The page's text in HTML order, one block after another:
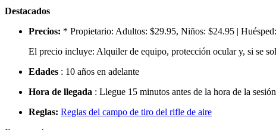
Destacados
Precios: * Propietario: Adultos: $29.95, Niños: $24.95 |
El precio incluye: Alquiler de equipo, protección ocular y, si se
Edades : 10 años en adelante
Hora de llegada : Llegue 15 minutos antes de la hora de la
Reglas: Reglas del campo de tiro del rifle de aire